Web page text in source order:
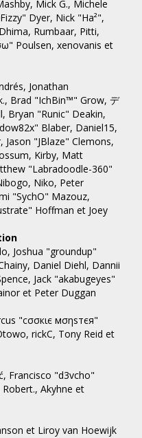
Mick G., Michele
Dyer, Nick "Ha²",
Rumbaar, Pitti,
Poulsen, xenovanis et
Jonathan
Brad "IchBin™" Grow, デ
Bryan "Runic" Deakin,
Blaber, Daniel15,
Jason "JBlaze" Clemons,
Kirby, Matt
"Labradoodle-360"
Niko, Peter
"SychO" Mazouz,
Hoffman et Joey
Joshua "groundup"
Daniel Diehl, Dannii
Jack "akabugeyes"
et Peter Duggan
"cσσкιє мσηѕтєя"
rickC, Tony Reid et
Francisco "d3vcho"
Akyhne et
et Liroy van Hoewijk